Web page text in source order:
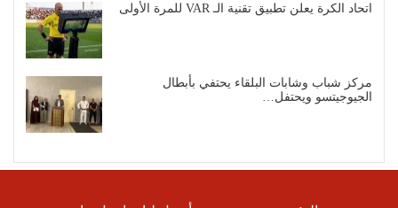
اتحاد الكرة يعلن تطبيق تقنية الـ VAR للمرة الأولى
مركز شباب وشابات البلقاء يحتفي بأبطال
الجيوجيتسو ويحتفل…